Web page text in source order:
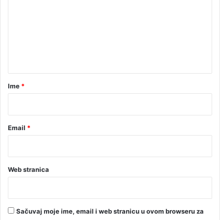
rIme *
Email *
Web stranica
Sačuvaj moje ime, email i web stranicu u ovom browseru za